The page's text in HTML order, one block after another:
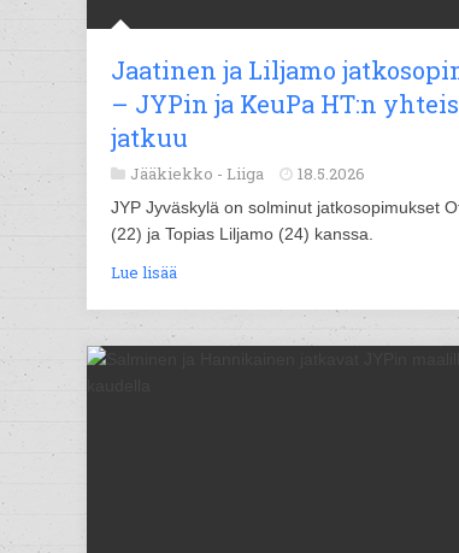
Jaatinen ja Liljamo
– JYPin ja KeuPa HT:n
jatkuu
Jääkiekko - Liiga 18.5.2026
JYP Jyväskylä on solminut jatkosopimukset
(22) ja Topias Liljamo (24) kanssa.
Lue lisää